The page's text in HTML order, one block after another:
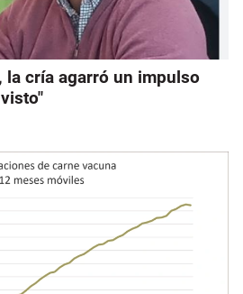
la cría agarró un impulso